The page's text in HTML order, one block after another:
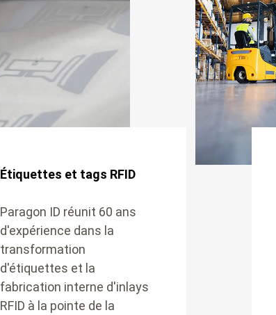
Étiquettes et tags RFID
Paragon ID réunit 60 ans
d'expérience dans la
transformation
d'étiquettes et la
fabrication interne d'inlays
RFID à la pointe de la